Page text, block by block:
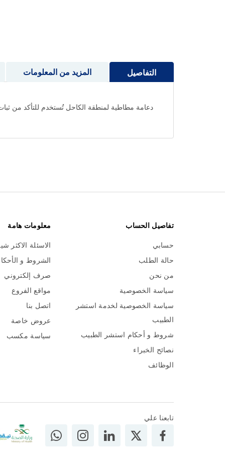
التفاصيل
دعامة مطاطية لمنطقة الكاحل تُستخدم للتأكد من
المزيد من المعلومات
تفاصيل الحساب
حسابي
حالة الطلب
من نحن
سياسة الخصوصية
سياسة الخصوصية لخدمة استشر
الطبيب
شروط و أحكام استشر الطبيب
نصائح الخبراء
الوظائف
معلومات هامة
الاسئلة الاكثر
الشروط و
صرف إلكتروني
مواقع الفروع
اتصل بنا
عروض خاصة
سياسة مكسب
تابعنا علي